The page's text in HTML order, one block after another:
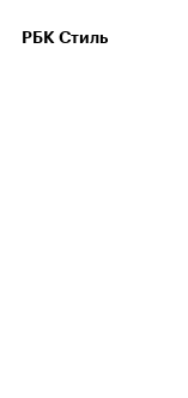
РБК Стиль